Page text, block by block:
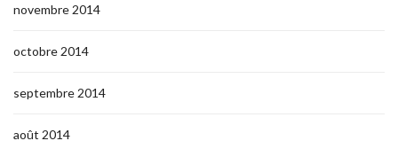
novembre 2014
octobre 2014
septembre 2014
août 2014